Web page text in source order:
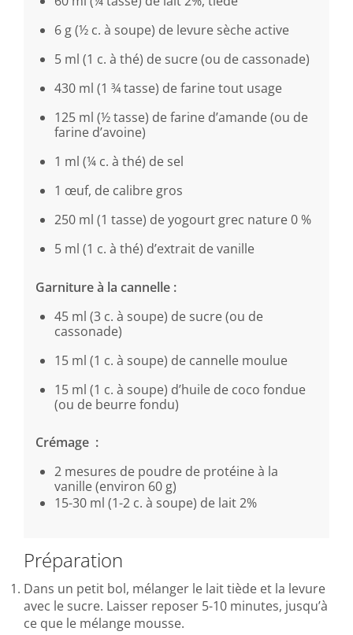
6 g (½ c. à soupe) de levure sèche active
5 ml (1 c. à thé) de sucre (ou de cassonade)
430 ml (1 ¾ tasse) de farine tout usage
125 ml (½ tasse) de farine d’amande (ou de
farine d’avoine)
1 ml (¼ c. à thé) de sel
1 œuf, de calibre gros
250 ml (1 tasse) de yogourt grec nature 0 %
5 ml (1 c. à thé) d’extrait de vanille
Garniture à la cannelle :
45 ml (3 c. à soupe) de sucre (ou de
cassonade)
15 ml (1 c. à soupe) de cannelle moulue
15 ml (1 c. à soupe) d’huile de coco fondue
(ou de beurre fondu)
Crémage :
2 mesures de poudre de protéine à la
vanille (environ 60 g)
15-30 ml (1-2 c. à soupe) de lait 2%
Préparation
Dans un petit bol, mélanger le lait tiède et la levure
avec le sucre. Laisser reposer 5-10 minutes, jusqu’à
ce que le mélange mousse.